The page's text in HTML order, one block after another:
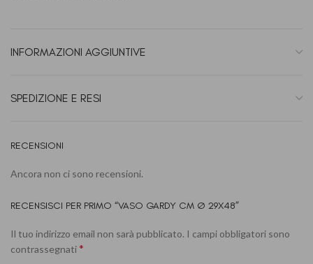
INFORMAZIONI AGGIUNTIVE
SPEDIZIONE E RESI
RECENSIONI
Ancora non ci sono recensioni.
RECENSISCI PER PRIMO “VASO GARDY CM Ø 29X48”
Il tuo indirizzo email non sarà pubblicato. I campi obbligatori sono
contrassegnati*